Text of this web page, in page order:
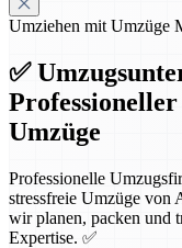
Umziehen mit Umzüge
✅
Umzüge
Professionelle
stressfreie Umzüge von
wir planen, packen und
Expertise. ✅